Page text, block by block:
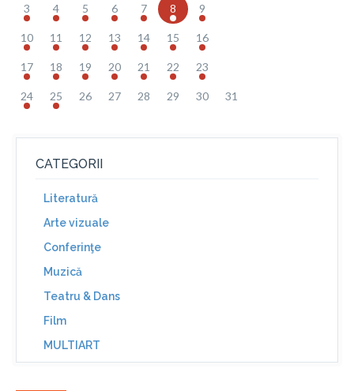
3 4 5 6 7 8 9
10 11 12 13 14 15 16
17 18 19 20 21 22 23
24 25 26 27 28 29 30 31
CATEGORII
Literatură
Arte vizuale
Conferinţe
Muzică
Teatru & Dans
Film
MULTIART